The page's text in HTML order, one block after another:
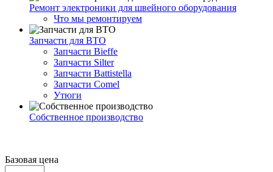
Ремонт электроники для швейного оборудования
Что мы ремонтируем
Запчасти для ВТО
Запчасти Bieffe
Запчасти Silter
Запчасти Battistella
Запчасти Comel
Утюги
Собственное производство
Базовая цена